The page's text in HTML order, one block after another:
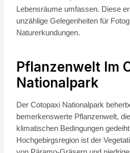
Lebensräume umfassen. Diese
unzählige Gelegenheiten für
Naturerkundungen.
Pflanzenwelt Im
Nationalpark
Der Cotopaxi Nationalpark
bemerkenswerte Pflanzenwelt,
klimatischen Bedingungen
Hochgebirgsregion ist der